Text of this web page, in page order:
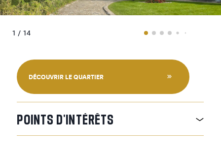
1 / 14
DÉCOUVRIR LE QUARTIER
POINTS D'INTÉRÊTS